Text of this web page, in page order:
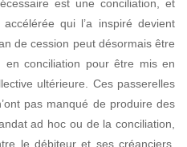
est une conciliation, et
qui l’a inspiré devient
de cession peut désormais être
conciliation pour être mis en
ultérieure. Ces passerelles
pas manqué de produire des
ad hoc ou de la conciliation,
le débiteur et ses créanciers.